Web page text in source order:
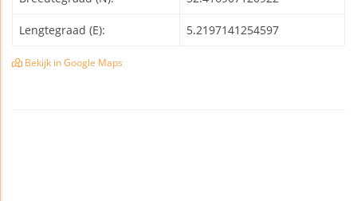
Lengtegraad (E): 5.2197141254597
Bekijk in Google Maps